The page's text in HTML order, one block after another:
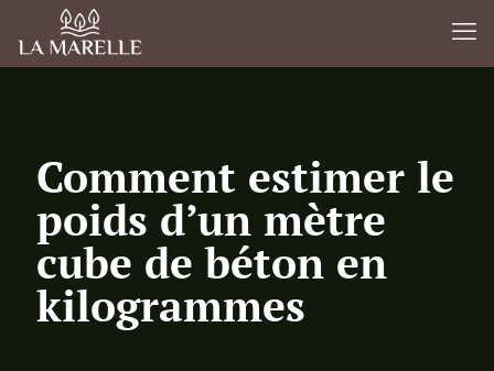
Comment estimer le
poids d’un mètre
cube de béton en
kilogrammes